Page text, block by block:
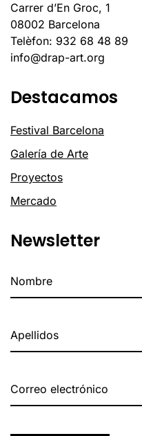
Carrer d’En Groc, 1
08002 Barcelona
Telèfon: 932 68 48 89
info@drap-art.org
Destacamos
Festival Barcelona
Galería de Arte
Proyectos
Mercado
Newsletter